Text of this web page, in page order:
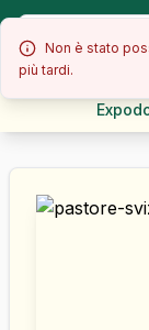
Non è stato
più tardi.